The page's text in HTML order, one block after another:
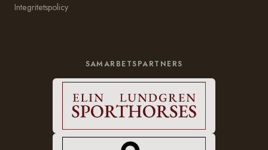
Integritetspolicy
SAMARBETSPARTNERS